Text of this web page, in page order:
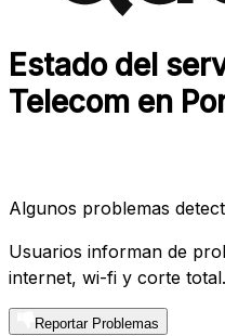
Estado del
Telecom en
Algunos problemas
Usuarios informan de
internet, wi-fi y corte total.
Reportar Problemas